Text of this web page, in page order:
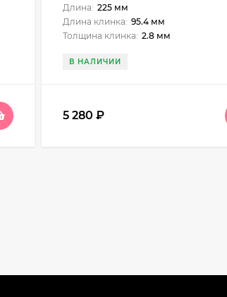
Длина: 225 мм
Длина клинка: 95.4 мм
Толщина клинка: 2.8 мм
В НАЛИЧИИ
5 280₽